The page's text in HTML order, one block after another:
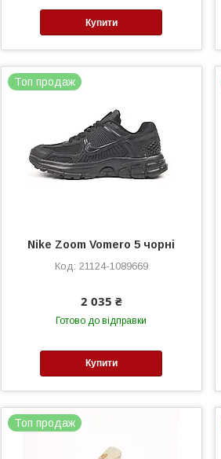
Купити
Топ продаж
Nike Zoom Vomero 5 чорні
21124-1089669
2 035 ₴
Готово до відправки
Купити
Топ продаж